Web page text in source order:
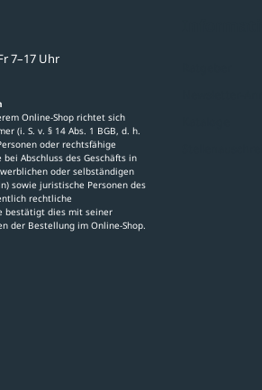
7–17 Uhr
Online-Shop richtet sich
(i. S. v. § 14 Abs. 1 BGB, d. h.
oder rechtsfähige
Abschluss des Geschäfts in
oder selbständigen
sowie juristische Personen des
rechtliche
bestätigt dies mit seiner
der Bestellung im Online-Shop.